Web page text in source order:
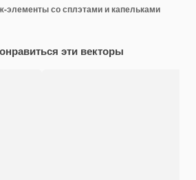
элементы со сплэтами и капельками
эти векторы